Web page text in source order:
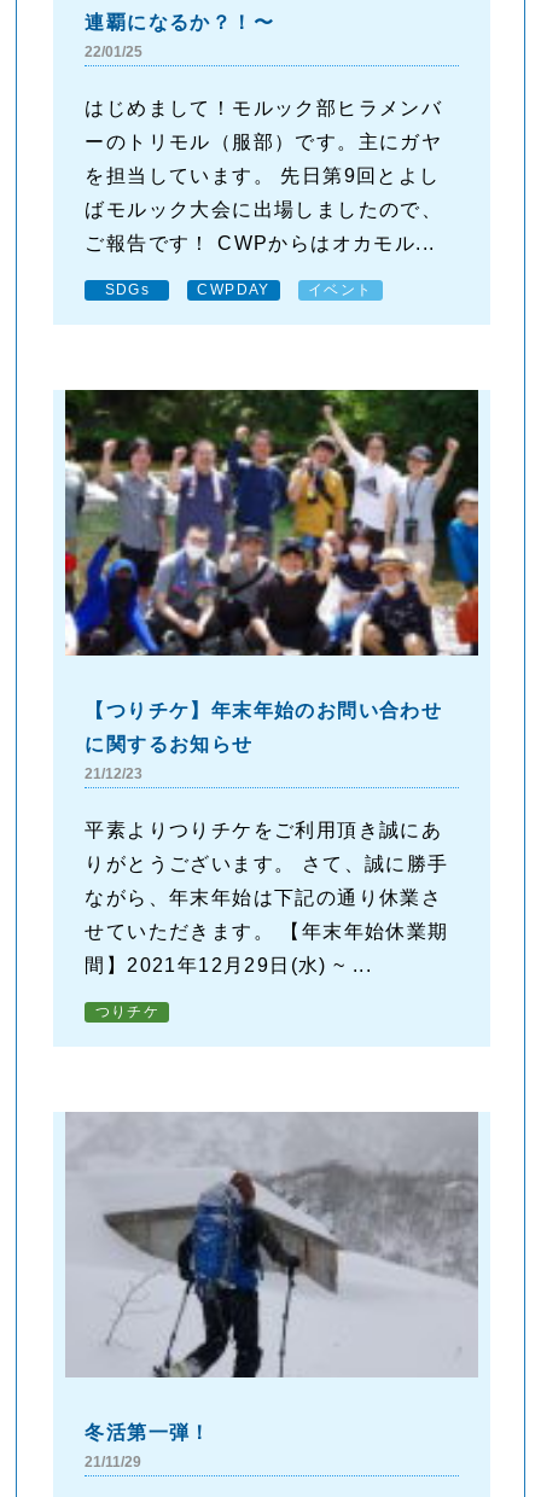
連覇になるか？！〜
22/01/25
はじめまして！モルック部ヒラメンバ
ーのトリモル（服部）です。主にガヤ
を担当しています。 先日第9回とよし
ばモルック大会に出場しましたので、
ご報告です！ CWPからはオカモル...
SDGs CWPDAY イベント
【つりチケ】年末年始のお問い合わせ
に関するお知らせ
21/12/23
平素よりつりチケをご利用頂き誠にあ
りがとうございます。 さて、誠に勝手
ながら、年末年始は下記の通り休業さ
せていただきます。 【年末年始休業期
間】2021年12月29日(水) ~ ...
つりチケ
冬活第一弾！
21/11/29